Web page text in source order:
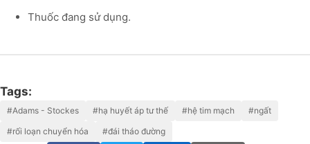
Thuốc đang sử dụng.
Tags:
#Adams - Stockes #hạ huyết áp tư thế #hệ tim mạch
#ngất
#rối loạn chuyển hóa
#đái tháo đường